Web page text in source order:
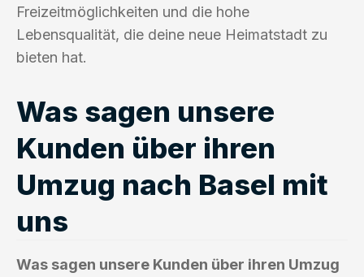
Freizeitmöglichkeiten und die hohe
Lebensqualität, die deine neue Heimatstadt zu
bieten hat.
Was sagen unsere
Kunden über ihren
Umzug nach Basel mit
uns
Was sagen unsere Kunden über ihren Umzug